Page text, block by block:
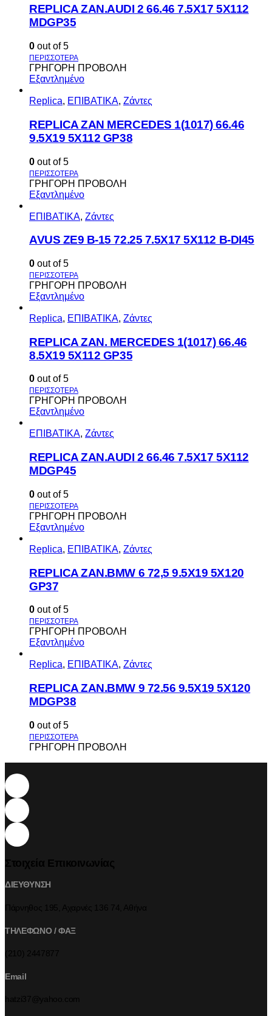
REPLICA ZAN.AUDI 2 66.46 7.5X17 5X112
MDGP35
0 out of 5
ΓΡΗΓΟΡΗ ΠΡΟΒΟΛΗ
Εξαντλημένο
Replica, ΕΠΙΒΑΤΙΚΑ, Ζάντες
REPLICA ZAN MERCEDES 1(1017) 66.46
9.5X19 5X112 GP38
0 out of 5
ΓΡΗΓΟΡΗ ΠΡΟΒΟΛΗ
Εξαντλημένο
ΕΠΙΒΑΤΙΚΑ, Ζάντες
AVUS ΖΕ9 Β-15 72.25 7.5Χ17 5Χ112 Β-DI45
0 out of 5
ΓΡΗΓΟΡΗ ΠΡΟΒΟΛΗ
Εξαντλημένο
Replica, ΕΠΙΒΑΤΙΚΑ, Ζάντες
REPLICA ZAN. MERCEDES 1(1017) 66.46
8.5X19 5X112 GP35
0 out of 5
ΓΡΗΓΟΡΗ ΠΡΟΒΟΛΗ
Εξαντλημένο
ΕΠΙΒΑΤΙΚΑ, Ζάντες
REPLICA ZAN.AUDI 2 66.46 7.5X17 5X112
MDGP45
0 out of 5
ΓΡΗΓΟΡΗ ΠΡΟΒΟΛΗ
Εξαντλημένο
Replica, ΕΠΙΒΑΤΙΚΑ, Ζάντες
REPLICA ZAN.BMW 6 72,5 9.5X19 5X120
GP37
0 out of 5
ΓΡΗΓΟΡΗ ΠΡΟΒΟΛΗ
Εξαντλημένο
Replica, ΕΠΙΒΑΤΙΚΑ, Ζάντες
REPLICA ZAN.BMW 9 72.56 9.5X19 5X120
MDGP38
0 out of 5
ΓΡΗΓΟΡΗ ΠΡΟΒΟΛΗ
ΔΙΕΥΘΥΝΣΗ
ΤΗΛΕΦΩΝΟ / ΦΑΞ
Email